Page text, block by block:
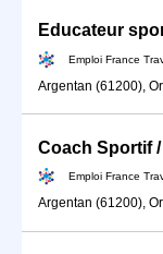
Emploi France
Argentan (61200),
Coach Sportif
Emploi France
Argentan (61200),